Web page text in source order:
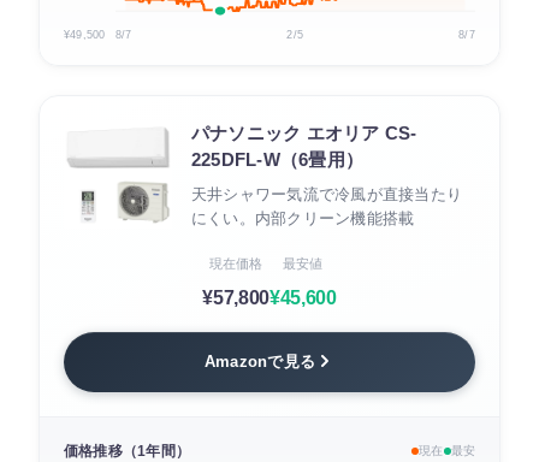
¥49,500 8/7 2/5 8/7
パナソニック エオリア CS-
225DFL-W（6畳用）
天井シャワー気流で冷風が直接当たり
にくい。内部クリーン機能搭載
現在価格
¥57,800
最安値
¥45,600
Amazonで見る
価格推移（1年間） 現在 最安